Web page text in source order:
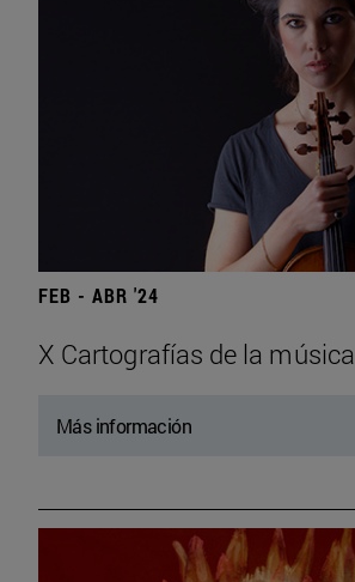
FEB - ABR '24
X Cartografías de la música
Más información